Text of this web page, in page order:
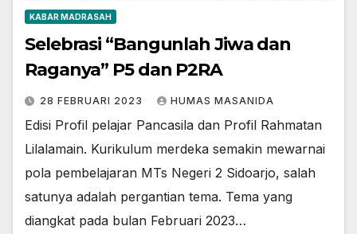
KABAR MADRASAH
Selebrasi “Bangunlah Jiwa dan
Raganya” P5 dan P2RA
28 FEBRUARI 2023 HUMAS MASANIDA
Edisi Profil pelajar Pancasila dan Profil Rahmatan
Lilalamain. Kurikulum merdeka semakin mewarnai
pola pembelajaran MTs Negeri 2 Sidoarjo, salah
satunya adalah pergantian tema. Tema yang
diangkat pada bulan Februari 2023…